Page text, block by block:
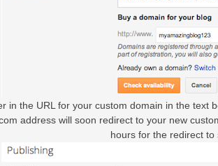
in the URL for your custom domain in the text
address will soon redirect to your new
hours for the redirect to